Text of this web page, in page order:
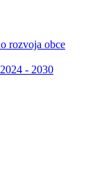
rozvoja obce
- 2030